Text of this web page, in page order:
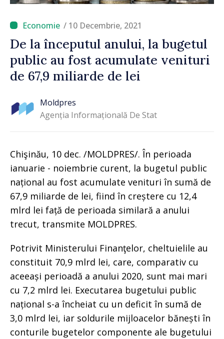
/ 10 Decembrie, 2021
De la începutul anului, la bugetul
public au fost acumulate venituri
de 67,9 miliarde de lei
Moldpres
Agenția Informațională De Stat
Chişinău, 10 dec. /MOLDPRES/. În perioada
ianuarie - noiembrie curent, la bugetul public
național au fost acumulate venituri în sumă de
67,9 miliarde de lei, fiind în creștere cu 12,4
mlrd lei față de perioada similară a anului
trecut, transmite MOLDPRES.
Potrivit Ministerului Finanţelor, cheltuielile au
constituit 70,9 mlrd lei, care, comparativ cu
aceeași perioadă a anului 2020, sunt mai mari
cu 7,2 mlrd lei. Executarea bugetului public
național s-a încheiat cu un deficit în sumă de
3,0 mlrd lei, iar soldurile mijloacelor bănești în
conturile bugetelor componente ale bugetului